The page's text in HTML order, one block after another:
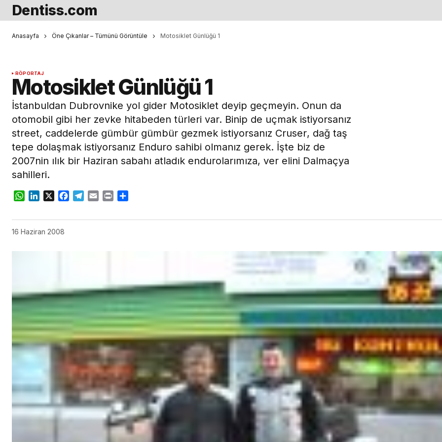
Dentiss.com
Anasayfa Öne Çıkanlar – Tümünü Görüntüle Motosiklet Günlüğü 1
RÖPORTAJ
Motosiklet Günlüğü 1
İstanbuldan Dubrovnike yol gider Motosiklet deyip geçmeyin. Onun da
otomobil gibi her zevke hitabeden türleri var. Binip de uçmak istiyorsanız
street, caddelerde gümbür gümbür gezmek istiyorsanız Cruser, dağ taş
tepe dolaşmak istiyorsanız Enduro sahibi olmanız gerek. İşte biz de
2007nin ılık bir Haziran sabahı atladık endurolarımıza, ver elini Dalmaçya
sahilleri.
WhatsApp
LinkedIn
X Facebook
Telegram
Email Print
16 Haziran 2008